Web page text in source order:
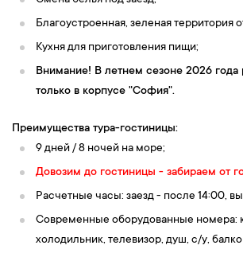
Благоустроенная, зеленая территория
Кухня для приготовления пищи;
Внимание! В летнем сезоне 2026 года
только в корпусе "София".
Преимущества тура-гостиницы:
9 дней / 8 ночей на море;
Довозим до гостиницы - забираем от
Расчетные часы: заезд - после 14:00,
Современные оборудованные номера:
холодильник, телевизор, душ, c/у,